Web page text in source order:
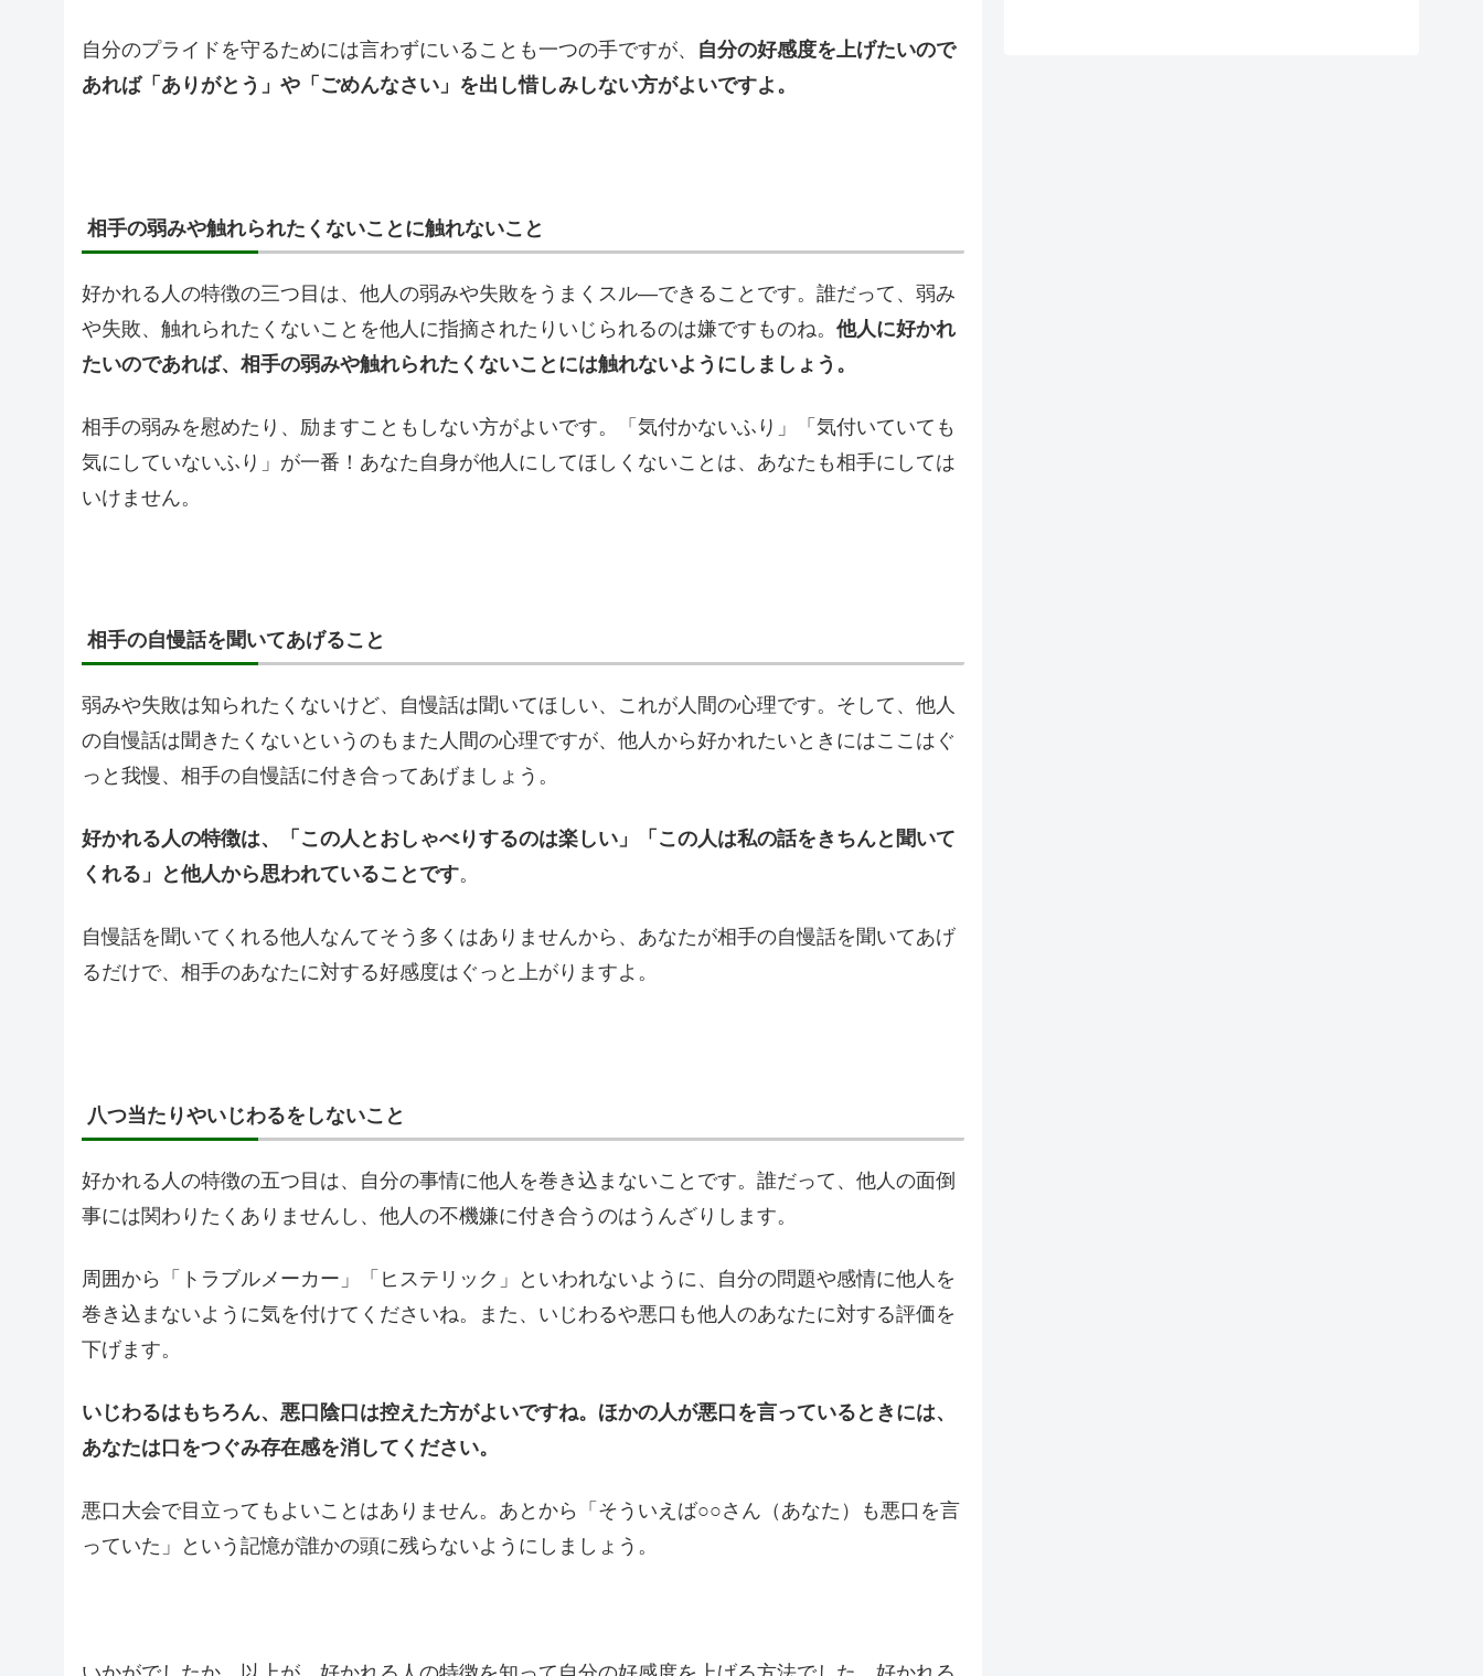
自分のプライドを守るためには言わずにいることも一つの手ですが、 自分の好感度を上げたいので
あれば「ありがとう」や「ごめんなさい」を出し惜しみしない方がよいですよ。
相手の弱みや触れられたくないことに触れないこと
好かれる人の特徴の三つ目は、他人の弱みや失敗をうまくスル―できることです。誰だって、弱み
や失敗、触れられたくないことを他人に指摘されたりいじられるのは嫌ですものね。 他人に好かれ
たいのであれば、相手の弱みや触れられたくないことには触れないようにしましょう。
相手の弱みを慰めたり、励ますこともしない方がよいです。「気付かないふり」「気付いていても
気にしていないふり」が一番！あなた自身が他人にしてほしくないことは、あなたも相手にしては
いけません。
相手の自慢話を聞いてあげること
弱みや失敗は知られたくないけど、自慢話は聞いてほしい、これが人間の心理です。そして、他人
の自慢話は聞きたくないというのもまた人間の心理ですが、他人から好かれたいときにはここはぐ
っと我慢、相手の自慢話に付き合ってあげましょう。
好かれる人の特徴は、「この人とおしゃべりするのは楽しい」「この人は私の話をきちんと聞いて
くれる」と他人から思われていることです。
自慢話を聞いてくれる他人なんてそう多くはありませんから、あなたが相手の自慢話を聞いてあげ
るだけで、相手のあなたに対する好感度はぐっと上がりますよ。
八つ当たりやいじわるをしないこと
好かれる人の特徴の五つ目は、自分の事情に他人を巻き込まないことです。誰だって、他人の面倒
事には関わりたくありませんし、他人の不機嫌に付き合うのはうんざりします。
周囲から「トラブルメーカー」「ヒステリック」といわれないように、自分の問題や感情に他人を
巻き込まないように気を付けてくださいね。また、いじわるや悪口も他人のあなたに対する評価を
下げます。
いじわるはもちろん、悪口陰口は控えた方がよいですね。ほかの人が悪口を言っているときには、
あなたは口をつぐみ存在感を消してください。
悪口大会で目立ってもよいことはありません。あとから「そういえば○○さん（あなた）も悪口を言
っていた」という記憶が誰かの頭に残らないようにしましょう。